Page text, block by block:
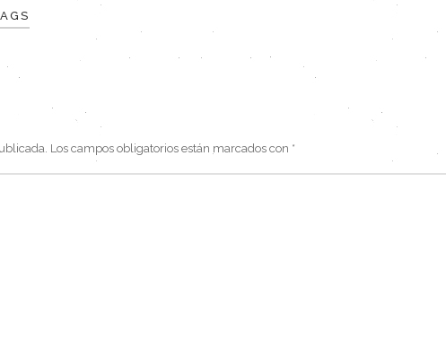
Los campos obligatorios están marcados con *